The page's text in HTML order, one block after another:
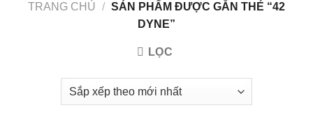
TRANG CHỦ / SẢN PHẨM ĐƯỢC GẮN THẺ “42
DYNE”
LỌC